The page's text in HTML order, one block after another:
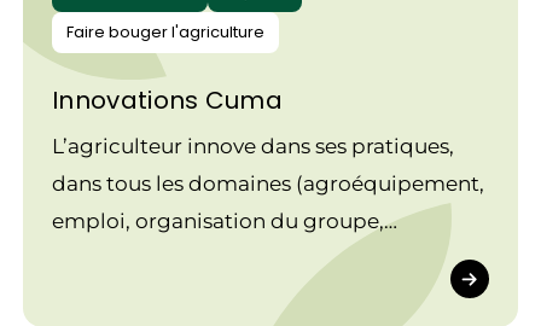
Faire bouger l'agriculture
Innovations Cuma
L’agriculteur innove dans ses pratiques,
dans tous les domaines (agroéquipement,
emploi, organisation du groupe,
techniques agronomiques...).